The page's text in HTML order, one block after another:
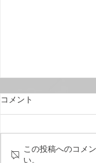
今も発生している
ために知っておき
BCCの設定ミスです。
コメント
この投稿へのコメ
い。